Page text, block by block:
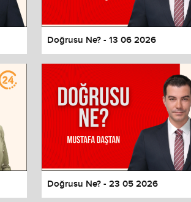
Doğrusu Ne? - 13 06 2026
Doğrusu Ne? - 23 05 2026